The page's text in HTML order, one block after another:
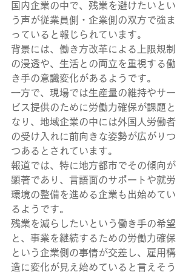
国内企業の中で、残業を避けたいとい
う声が従業員側・企業側の双方で強ま
っていると報じられています。
背景には、働き方改革による上限規制
の浸透や、生活との両立を重視する働
き手の意識変化があるようです。
一方で、現場では生産量の維持やサー
ビス提供のために労働力確保が課題と
なり、地域企業の中には外国人労働者
の受け入れに前向きな姿勢が広がりつ
つあるとされています。
報道では、特に地方都市でその傾向が
顕著であり、言語面のサポートや就労
環境の整備を進める企業も出始めてい
るようです。
残業を減らしたいという働き手の希望
と、事業を継続するための労働力確保
という企業側の事情が交差し、雇用構
造に変化が見え始めていると言えそう